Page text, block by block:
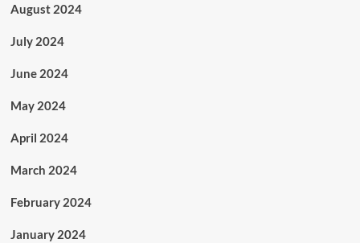
August 2024
July 2024
June 2024
May 2024
April 2024
March 2024
February 2024
January 2024